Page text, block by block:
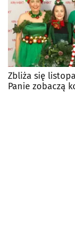
Zbliża się
Panie zobaczą